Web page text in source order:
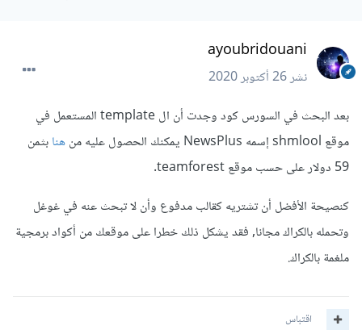
ayoubridouani
نشر26 أكتوبر 2020
بعد البحث في السورس كود وجدت أن ال template المستعمل في
موقع shmlool إسمه NewsPlus يمكنك الحصول عليه من
هنابثمن
59 دولار على حسب موقع teamforest.
كنصيحة الأفضل أن تشتريه كقالب مدفوع وأن لا تبحث عنه في غوغل
وتحمله بالكراك مجانا, فقد يشكل ذلك خطرا على موقعك من أكواد برمجية
ملغمة بالكراك.
اقتباس